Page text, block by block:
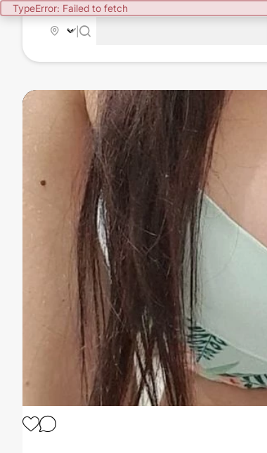
TypeError: Failed to fetch